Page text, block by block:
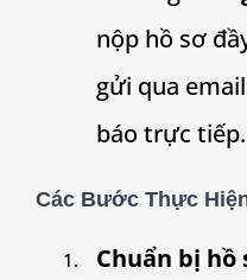
nộp hồ sơ
gửi qua
báo trực tiếp.
Các Bước Thực
Chuẩn bị hồ